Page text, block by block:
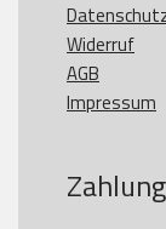
Widerruf
AGB
Impressum
Zahlung